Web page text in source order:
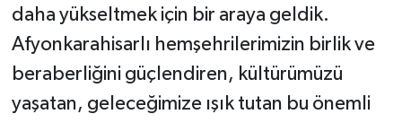
daha yükseltmek için bir araya geldik.
Afyonkarahisarlı hemşehrilerimizin birlik ve
beraberliğini güçlendiren, kültürümüzü
yaşatan, geleceğimize ışık tutan bu önemli